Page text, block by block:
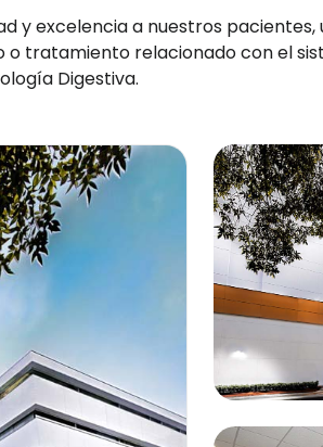
y excelencia a nuestros
o tratamiento relacionado con el
Digestiva.